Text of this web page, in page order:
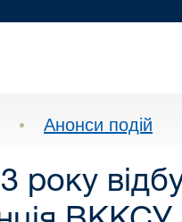
• Анонси подій
року